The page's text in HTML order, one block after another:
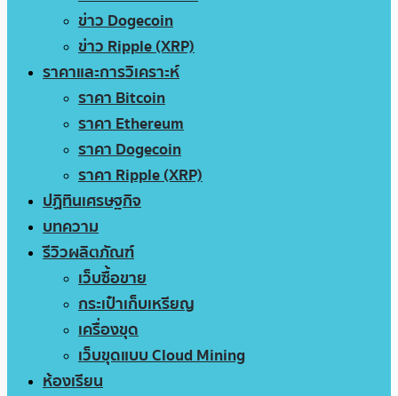
ข่าว Dogecoin
ข่าว Ripple (XRP)
ราคาและการวิเคราะห์
ราคา Bitcoin
ราคา Ethereum
ราคา Dogecoin
ราคา Ripple (XRP)
ปฏิทินเศรษฐกิจ
บทความ
รีวิวผลิตภัณฑ์
เว็บซื้อขาย
กระเป๋าเก็บเหรียญ
เครื่องขุด
เว็บขุดแบบ Cloud Mining
ห้องเรียน